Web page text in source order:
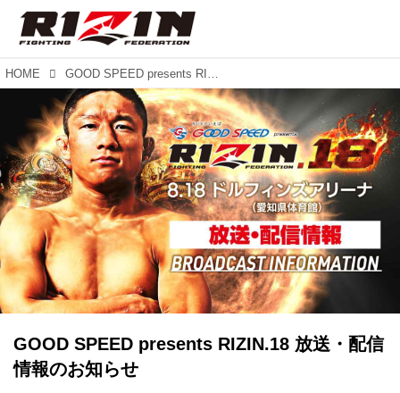
HOME GOOD SPEED presents RIZIN.18 放送・配信情報のお知らせ
GOOD SPEED presents RIZIN.18 放送・配信
情報のお知らせ